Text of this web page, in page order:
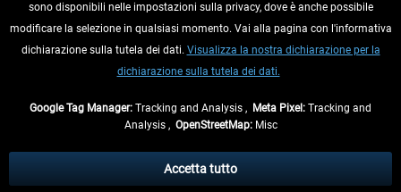
RECEDERE DAL CONTRATTO
INFORMAZIONI
eventualmente le spese di spedizione, se non diversamente descritto.
** Riguarda le spedizioni al di fuori della Germania, i tempi di consegna per le
sono disponibili nelle impostazioni sulla privacy, dove è anche possibile
modificare la selezione in qualsiasi momento. Vai alla pagina con l'informativa
dichiarazione sulla tutela dei dati. Visualizza la nostra dichiarazione per la
dichiarazione sulla tutela dei dati.
Google Tag Manager: Tracking and Analysis , Meta Pixel: Tracking and
Analysis , OpenStreetMap:Misc
Accetta tutto